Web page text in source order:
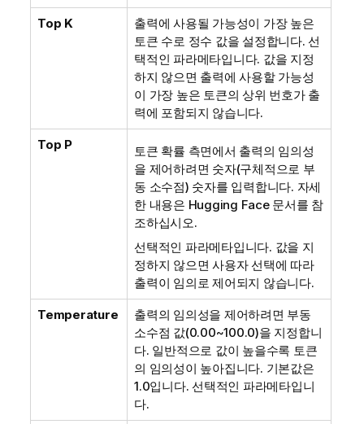
Top K
출력에 사용될 가능성이 가장 높은
토큰 수로 정수 값을 설정합니다. 선
택적인 파라메타입니다. 값을 지정
하지 않으면 출력에 사용할 가능성
이 가장 높은 토큰의 상위 번호가 출
력에 포함되지 않습니다.
Top P
토큰 확률 측면에서 출력의 임의성
을 제어하려면 숫자(구체적으로 부
동 소수점) 숫자를 입력합니다. 자세
한 내용은 Hugging Face문서를 참
조하십시오.
선택적인 파라메타입니다. 값을 지
정하지 않으면 사용자 선택에 따라
출력이 임의로 제어되지 않습니다.
Temperature
출력의 임의성을 제어하려면 부동
소수점 값(0.00~100.0)을 지정합니
다. 일반적으로 값이 높을수록 토큰
의 임의성이 높아집니다. 기본값은
1.0입니다. 선택적인 파라메타입니
다.